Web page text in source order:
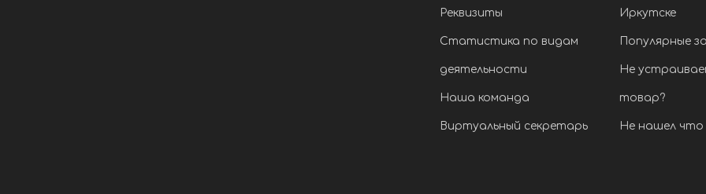
Реквизиты
Статистика по видам
деятельности
Наша команда
Виртуальный секретарь
Иркутске
Популярные
Не
товар?
Не нашел что